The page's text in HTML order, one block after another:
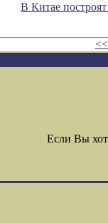
В Китае
<<
Если Вы